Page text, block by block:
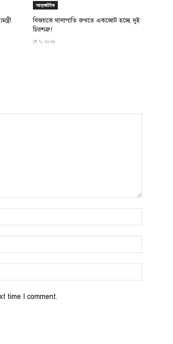
আন্তর্জাতিক
বিজয়কে থালাপাতি রুখতে একজোট হচ্ছে দুই
চিরশত্রু!
মে ৭, ২০২৬
time I comment.